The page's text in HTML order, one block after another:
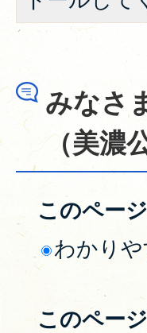
みなさ
（美濃
このペー
わかり
このペー